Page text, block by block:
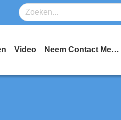
Video Neem Contact Met Ons Op